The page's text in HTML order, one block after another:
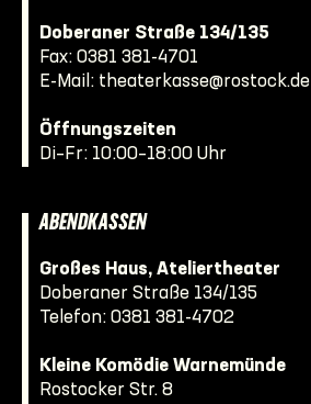
Doberaner Straße 134/135
Fax: 0381 381-4701
E-Mail: theaterkasse@rostock.de
Öffnungszeiten
Di–Fr: 10:00–18:00 Uhr
ABENDKASSEN
Großes Haus, Ateliertheater
Doberaner Straße 134/135
Telefon: 0381 381-4702
Kleine Komödie Warnemünde
Rostocker Str. 8